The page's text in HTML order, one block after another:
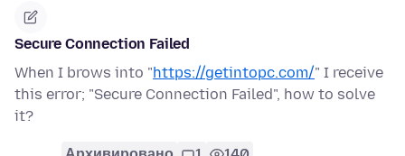
Secure Connection Failed
When I brows into "https://getintopc.com/" I receive
this error; "Secure Connection Failed", how to solve
it?